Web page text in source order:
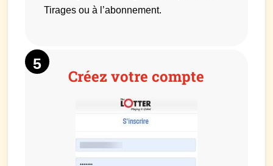
Tirages ou à l’abonnement.
Créez votre compte